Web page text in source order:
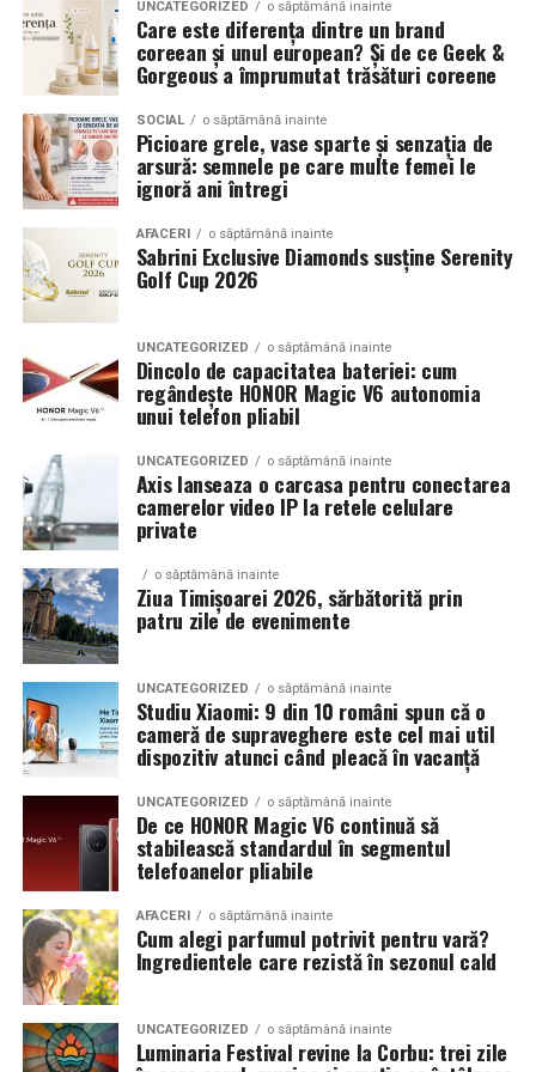
a transforma fiecare eveniment într-o amintire
deosebită pentru participanți.
proportiile, chiar daca restul masinii este bine realizat.
Anvelopele ca element vizual la show-uri auto
La evenimentele auto din Cluj, anvelopele nu sunt doar
componente functionale, ci si elemente vizuale. Publicul
si fotografii surprind adesea detalii precum modul in
care roata umple aripa, distanta fata de caroserie si
aspectul general al ansamblului roata-janta.
Anvelopele curate, cu dimensiuni corecte si uzura
masini de show. In multe cazuri, acestea completeaza
jantele si intaresc conceptul ales de proprietar, fie ca
vorbim despre un stil elegant, sportiv sau minimalist.
Echilibrul dintre estetica si utilizare reala
Un aspect specific evenimentelor auto din Cluj este
prezenta multor masini care nu sunt doar proiecte de
show, ci si vehicule utilizate zilnic. Proprietarii acestora
cauta solutii care sa le permita sa participe la
evenimente fara a sacrifica complet confortul sau
siguranta pe drumurile publice.
In acest context, anvelopele alese trebuie sa ofere un
echilibru intre aspect si functionalitate. Multi pasionati
opteaza pentru anvelope care arata bine la show, dar
care pot fi folosite si in conditii reale de trafic,
indiferent de vreme sau sezon.
De ce conteaza tipul de anvelopa la evenimentele din
Cluj
Clujul este un oras in care vremea poate fi imprevizibila,
iar drumurile din imprejurimi includ atat zone urbane,
cat si trasee montane sau colinare. O masina pregatita
de show trebuie sa ajunga la eveniment in siguranta si
fara probleme, indiferent de conditiile de drum.
UNCATEGORIZED o săptămână inainte
Care este diferența dintre un brand
coreean și unul european? Și de ce Geek &
Gorgeous a împrumutat trăsături coreene
SOCIAL o săptămână inainte
Picioare grele, vase sparte și senzația de
arsură: semnele pe care multe femei le
ignoră ani întregi
AFACERI o săptămână inainte
Sabrini Exclusive Diamonds susține Serenity
Golf Cup 2026
UNCATEGORIZED o săptămână inainte
Dincolo de capacitatea bateriei: cum
regândește HONOR Magic V6 autonomia
unui telefon pliabil
UNCATEGORIZED o săptămână inainte
Axis lanseaza o carcasa pentru conectarea
camerelor video IP la retele celulare
private
o săptămână inainte
Ziua Timișoarei 2026, sărbătorită prin
patru zile de evenimente
UNCATEGORIZED o săptămână inainte
Studiu Xiaomi: 9 din 10 români spun că o
cameră de supraveghere este cel mai util
dispozitiv atunci când pleacă în vacanță
UNCATEGORIZED o săptămână inainte
De ce HONOR Magic V6 continuă să
stabilească standardul în segmentul
telefoanelor pliabile
AFACERI o săptămână inainte
Cum alegi parfumul potrivit pentru vară?
Ingredientele care rezistă în sezonul cald
UNCATEGORIZED o săptămână inainte
Luminaria Festival revine la Corbu: trei zile